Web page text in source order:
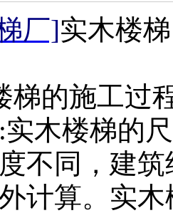
厂]实木楼
的施工过
木楼梯的
不同，建
计算。实